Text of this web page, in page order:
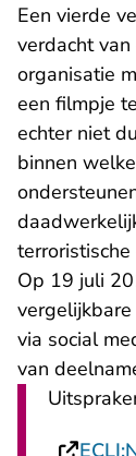
Een vierde
verdacht
organisatie
een filmpje
echter niet
binnen
Op 19 juli
vergelijkbare
via social
van